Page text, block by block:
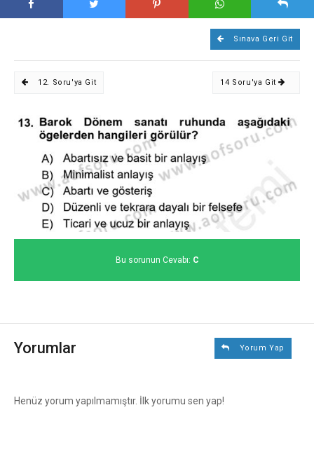
Sınava Geri Git
12. Soru'ya Git 14 Soru'ya Git
Bu sorunun Cevabı: C
Yorumlar Yorum Yap
Henüz yorum yapılmamıştır. İlk yorumu sen yap!